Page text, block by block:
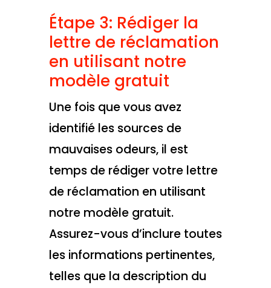
Étape 3: Rédiger la
lettre de réclamation
en utilisant notre
modèle gratuit
Une fois que vous avez
identifié les sources de
mauvaises odeurs, il est
temps de rédiger votre lettre
de réclamation en utilisant
notre modèle gratuit.
Assurez-vous d’inclure toutes
les informations pertinentes,
telles que la description du